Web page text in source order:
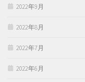
2022年9月
2022年8月
2022年7月
2022年6月